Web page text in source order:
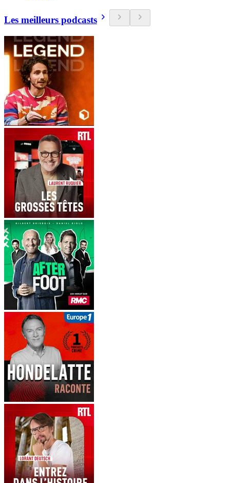
Les meilleurs podcasts